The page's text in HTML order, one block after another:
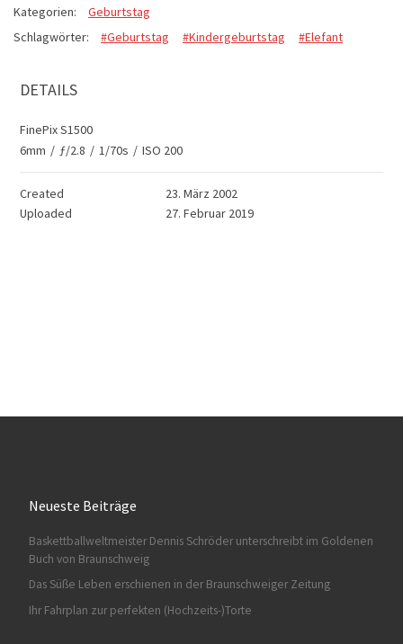
Kategorien:
Geburtstag
Schlagwörter:
#Geburtstag #Kindergeburtstag #Elefant
DETAILS
FinePix S1500
6mm / ƒ/2.8 / 1/70s / ISO 200
Created
23. März 2002
Uploaded
27. Februar 2019
Neueste Beiträge
Baskettballweltmeister Dennis Schröder unterschreibt im Goldenen
Buch von Braunschweig
Das Süße Leben erschienen in der Braunschweiger Zeitung
Ihr Fahrplan zur perfekten (Hochzeits-)Torte